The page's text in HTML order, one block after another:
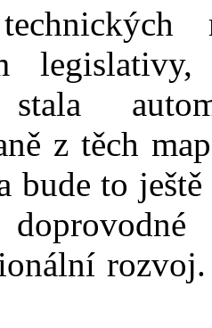
stala
z těch
bude to